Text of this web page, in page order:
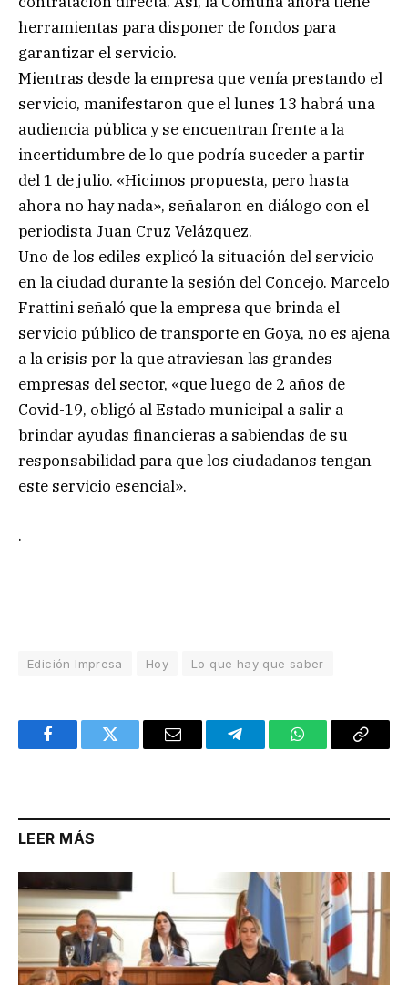
herramientas para disponer de fondos para
garantizar el servicio.
Mientras desde la empresa que venía prestando el
servicio, manifestaron que el lunes 13 habrá una
audiencia pública y se encuentran frente a la
incertidumbre de lo que podría suceder a partir
del 1 de julio. «Hicimos propuesta, pero hasta
ahora no hay nada», señalaron en diálogo con el
periodista Juan Cruz Velázquez.
Uno de los ediles explicó la situación del servicio
en la ciudad durante la sesión del Concejo. Marcelo
Frattini señaló que la empresa que brinda el
servicio público de transporte en Goya, no es ajena
a la crisis por la que atraviesan las grandes
empresas del sector, «que luego de 2 años de
Covid-19, obligó al Estado municipal a salir a
brindar ayudas financieras a sabiendas de su
responsabilidad para que los ciudadanos tengan
este servicio esencial».
.
Edición Impresa Hoy Lo que hay que saber
FacebookTwitter Email TelegramWhatsAppCopy
LEER MÁS